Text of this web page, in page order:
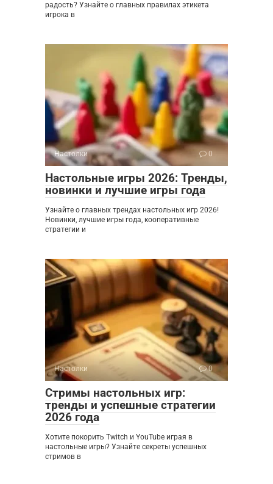
радость? Узнайте о главных правилах этикета
игрока в
Настолки 0
Настольные игры 2026: Тренды,
новинки и лучшие игры года
Узнайте о главных трендах настольных игр 2026!
Новинки, лучшие игры года, кооперативные
стратегии и
Настолки 0
Стримы настольных игр:
тренды и успешные стратегии
2026 года
Хотите покорить Twitch и YouTube играя в
настольные игры? Узнайте секреты успешных
стримов в